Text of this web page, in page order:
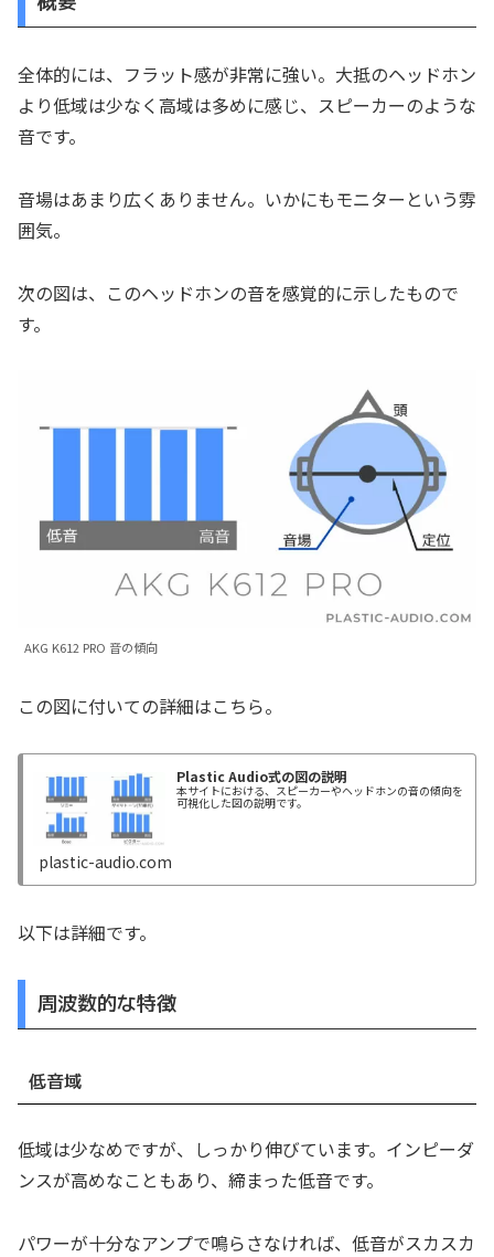
全体的には、フラット感が非常に強い。大抵のヘッドホン
より低域は少なく高域は多めに感じ、スピーカーのような
音です。
音場はあまり広くありません。いかにもモニターという雰
囲気。
次の図は、このヘッドホンの音を感覚的に示したもので
す。
AKG K612 PRO 音の傾向
この図に付いての詳細はこちら。
Plastic Audio式の図の説明
本サイトにおける、スピーカーやヘッドホンの音の傾向を
可視化した図の説明です。
plastic-audio.com
以下は詳細です。
周波数的な特徴
低音域
低域は少なめですが、しっかり伸びています。インピーダ
ンスが高めなこともあり、締まった低音です。
パワーが十分なアンプで鳴らさなければ、低音がスカスカ